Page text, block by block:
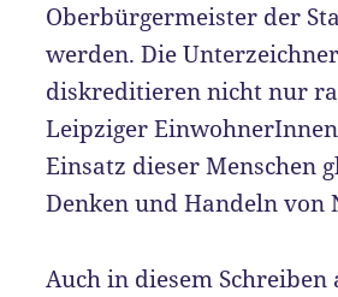
Oberbürgermeister der
werden. Die
diskreditieren nicht nur
Leipziger
Einsatz dieser Menschen
Denken und Handeln von
Auch in diesem